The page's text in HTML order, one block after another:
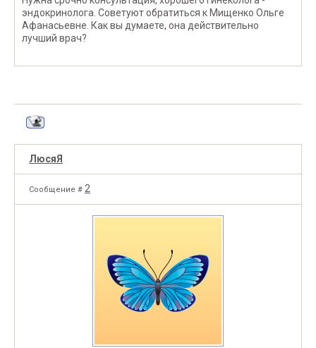
эндокринолога. Советуют обратиться к Мищенко Ольге
Афанасьевне. Как вы думаете, она действительно
лучший врач?
ЛюсяЯ
Сообщение # 2